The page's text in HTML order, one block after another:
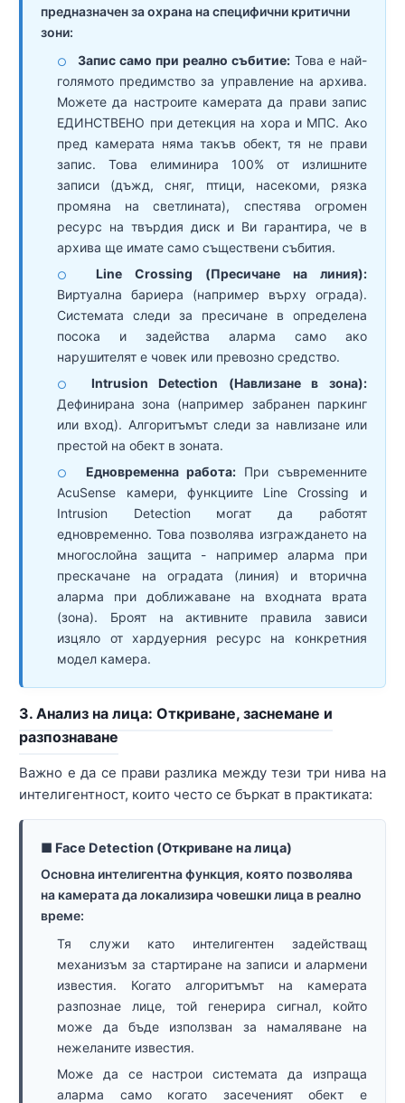
предназначен за охрана на специфични критични
зони:
○ Запис само при реално събитие:Това е най-
голямото предимство за управление на архива.
Можете да настроите камерата да прави запис
ЕДИНСТВЕНО при детекция на хора и МПС. Ако
пред камерата няма такъв обект, тя не прави
запис. Това елиминира 100% от излишните
записи (дъжд, сняг, птици, насекоми, рязка
промяна на светлината), спестява огромен
ресурс на твърдия диск и Ви гарантира, че в
архива ще имате само съществени събития.
○
Line Crossing (Пресичане на линия):
Виртуална бариера (например върху ограда).
Системата следи за пресичане в определена
посока и задейства аларма само ако
нарушителят е човек или превозно средство.
○
Intrusion Detection (Навлизане в зона):
Дефинирана зона (например забранен паркинг
или вход). Алгоритъмът следи за навлизане или
престой на обект в зоната.
○ Едновременна работа: При съвременните
AcuSense камери, функциите Line Crossing и
Intrusion Detection могат да работят
едновременно. Това позволява изграждането на
многослойна защита - например аларма при
прескачане на оградата (линия) и вторична
аларма при доближаване на входната врата
(зона). Броят на активните правила зависи
изцяло от хардуерния ресурс на конкретния
модел камера.
3. Анализ на лица: Откриване, заснемане и
разпознаване
Важно е да се прави разлика между тези три нива на
интелигентност, които често се бъркат в практиката:
■ Face Detection (Откриване на лица)
Основна интелигентна функция, която позволява
на камерата да локализира човешки лица в реално
време:
Тя служи като интелигентен задействащ
механизъм за стартиране на записи и алармени
известия. Когато алгоритъмът на камерата
разпознае лице, той генерира сигнал, който
може да бъде използван за намаляване на
нежеланите известия.
Може да се настрои системата да изпраща
аларма само когато засеченият обект е